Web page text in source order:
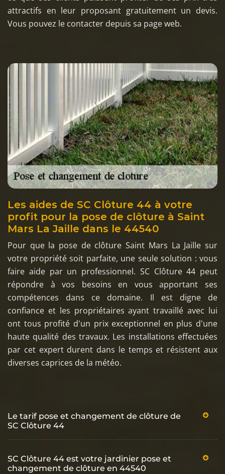
attractifs en leur proposant gratuitement un devis.
Vous pouvez le contacter depuis sa page web.
Les aides de SC Clôture 44 à votre
profit pour la pose de clôture à Saint
Mars La Jaille dans le 44540
Pour que la pose de clôture Saint Mars La Jaille sur
votre propriété soit parfaite, une seule solution : vous
faire aide par un professionnel. SC Clôture 44 peut
répondre à vos besoins en vous apportant ses
compétences dans ce domaine. Il est digne de
confiance et les propriétaires ayant travaillé avec lui
ont tous profité d'un prix exceptionnel en plus d'une
haute qualité des travaux. Les installations effectuées
par cet expert durent dans le temps et résistent aux
diverses caprices de la météo.
Le tarif pose et changement de clôture de
SC Clôture 44
SC Clôture 44 est votre jardinier pose et
changement de clôture en 44540